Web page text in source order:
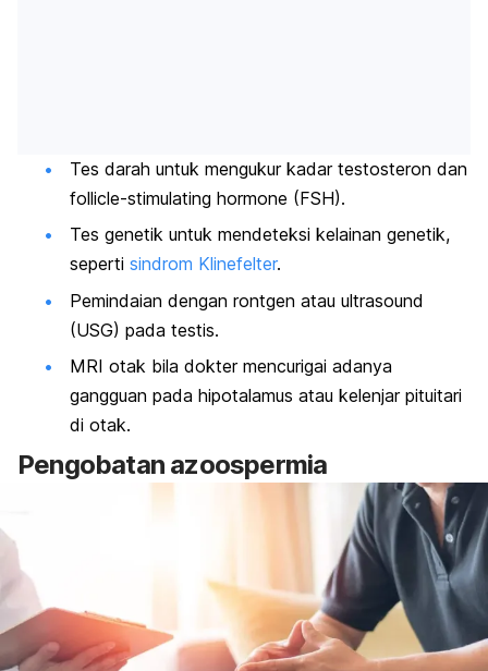
Tes darah untuk mengukur kadar testosteron dan
follicle-stimulating hormone (FSH).
Tes genetik untuk mendeteksi kelainan genetik,
seperti sindrom Klinefelter.
Pemindaian dengan rontgen atau ultrasound
(USG) pada testis.
MRI otak bila dokter mencurigai adanya
gangguan pada hipotalamus atau kelenjar pituitari
di otak.
Pengobatan azoospermia